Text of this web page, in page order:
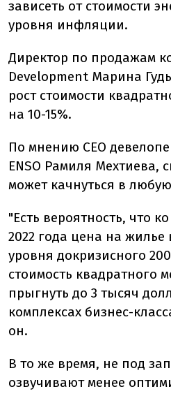
зависеть от стоимости
уровня инфляции.
Директор по продажам
Development Марина
рост стоимости
на 10-15%.
По мнению СЕО
ENSO Рамиля Мехтиева,
может качнуться в
"Есть вероятность, что
2022 года цена на жилье
уровня докризисного
стоимость квадратного
прыгнуть до 3 тысяч
комплексах бизнес-
он.
В то же время, не под
озвучивают менее